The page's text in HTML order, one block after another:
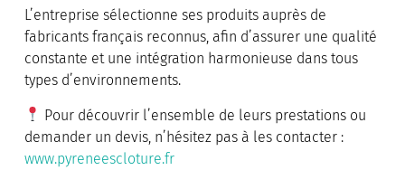
L’entreprise sélectionne ses produits auprès de
fabricants français reconnus, afin d’assurer une qualité
constante et une intégration harmonieuse dans tous
types d’environnements.
Pour découvrir l’ensemble de leurs prestations ou
demander un devis, n’hésitez pas à les contacter :
www.pyreneescloture.fr